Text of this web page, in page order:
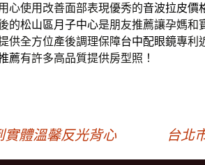
心使用改善面部表現優秀的音波拉皮價
的松山區月子中心是朋友推薦讓孕媽和
供全方位產後調理保障台中配眼鏡專利
薦有許多高品質提供房型照！
體溫馨反光背心 台北